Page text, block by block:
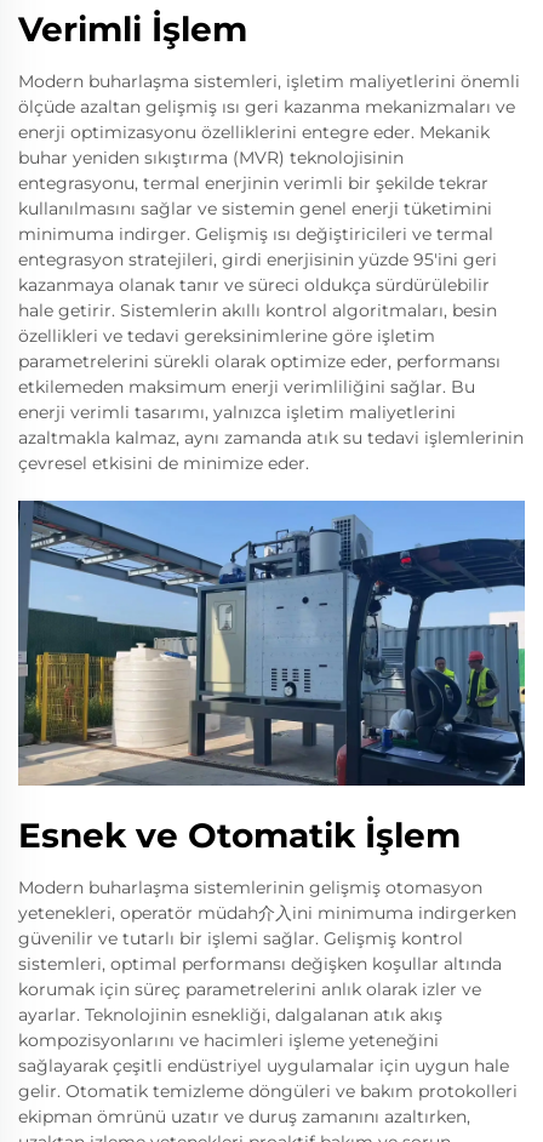
Verimli İşlem
Modern buharlaşma sistemleri, işletim maliyetlerini önemli
ölçüde azaltan gelişmiş ısı geri kazanma mekanizmaları ve
enerji optimizasyonu özelliklerini entegre eder. Mekanik
buhar yeniden sıkıştırma (MVR) teknolojisinin
entegrasyonu, termal enerjinin verimli bir şekilde tekrar
kullanılmasını sağlar ve sistemin genel enerji tüketimini
minimuma indirger. Gelişmiş ısı değiştiricileri ve termal
entegrasyon stratejileri, girdi enerjisinin yüzde 95'ini geri
kazanmaya olanak tanır ve süreci oldukça sürdürülebilir
hale getirir. Sistemlerin akıllı kontrol algoritmaları, besin
özellikleri ve tedavi gereksinimlerine göre işletim
parametrelerini sürekli olarak optimize eder, performansı
etkilemeden maksimum enerji verimliliğini sağlar. Bu
enerji verimli tasarımı, yalnızca işletim maliyetlerini
azaltmakla kalmaz, aynı zamanda atık su tedavi işlemlerinin
çevresel etkisini de minimize eder.
Esnek ve Otomatik İşlem
Modern buharlaşma sistemlerinin gelişmiş otomasyon
yetenekleri, operatör müdah介入ini minimuma indirgerken
güvenilir ve tutarlı bir işlemi sağlar. Gelişmiş kontrol
sistemleri, optimal performansı değişken koşullar altında
korumak için süreç parametrelerini anlık olarak izler ve
ayarlar. Teknolojinin esnekliği, dalgalanan atık akış
kompozisyonlarını ve hacimleri işleme yeteneğini
sağlayarak çeşitli endüstriyel uygulamalar için uygun hale
gelir. Otomatik temizleme döngüleri ve bakım protokolleri
ekipman ömrünü uzatır ve duruş zamanını azaltırken,